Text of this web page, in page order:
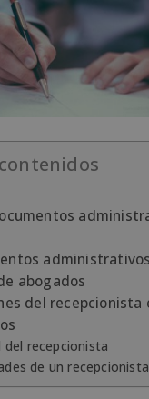
abogados
del recepcionista
del recepcionista
de un recepcionista